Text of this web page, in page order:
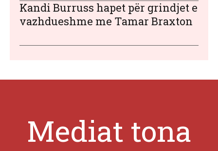
Kandi Burruss hapet për grindjet e
vazhdueshme me Tamar Braxton
Mediat tona